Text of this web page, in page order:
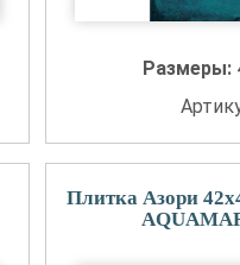
Размеры:
Плитка Азори